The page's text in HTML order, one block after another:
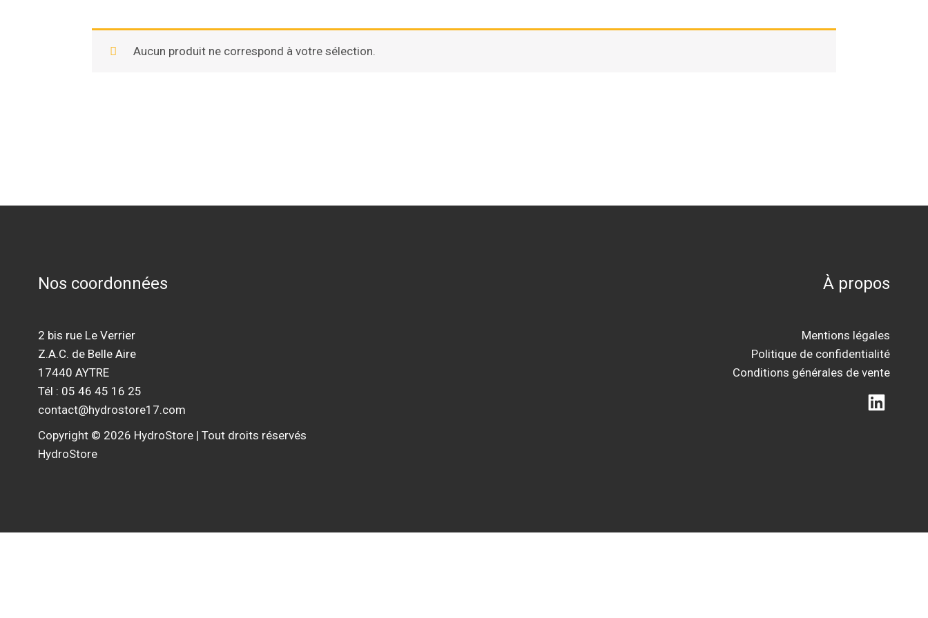
Aucun produit ne correspond à votre sélection.
Nos coordonnées
2 bis rue Le Verrier
Z.A.C. de Belle Aire
17440 AYTRE
Tél : 05 46 45 16 25
contact@hydrostore17.com
Copyright © 2026 HydroStore | Tout droits réservés
HydroStore
À propos
Mentions légales
Politique de confidentialité
Conditions générales de vente